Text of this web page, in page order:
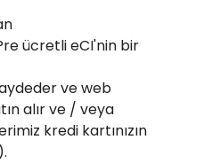
ücretli eCI'nin bir
ve web
alır ve / veya
kredi kartınızın